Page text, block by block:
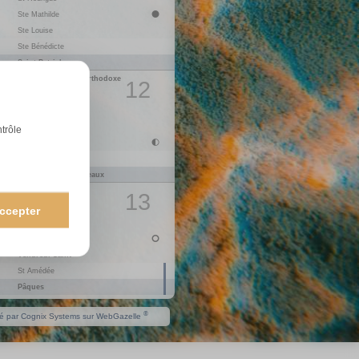
Ste Mathilde
Ste Louise
Ste Bénédicte
Saint-Patrick
Début du Carême orthodoxe 12
Ste Clémence
Dimanche des Rameaux
Annonciation 13
Ste Larissa
Vendredi Saint
St Amédée
Pâques
14
D St Maxime
15 L St Paterne
16 M
St B.-Joseph
17
M
St Anicet
18
J
Fête des Secrétaires
19
V
Ste Emma
20
S
Ste Odette
21
D St Anselme
22 L St Alexandre
23 M
St Georges
24
M
St Fidèle
25
J
St Marc
V
Ste Alida
27
S
Ste Zita
D Ste Valérie
29 L Ste Cath. de Sienne
30 M St Robert
par Cognix Systemssur WebGazelle ®